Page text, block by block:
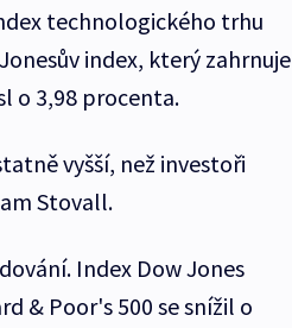
technologického trhu
index, který zahrnuje
o 3,98 procenta.
vyšší, než investoři
Stovall.
Index Dow Jones
& Poor's 500 se snížil o